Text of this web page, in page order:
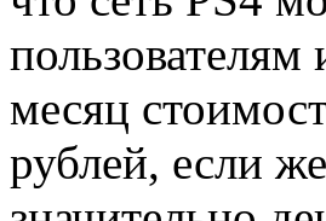
месяц
рублей, если